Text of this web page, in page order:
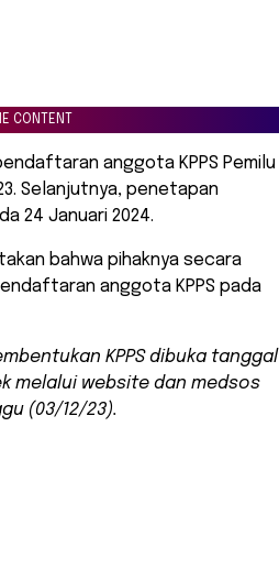
CONTENT
anggota KPPS Pemilu
Selanjutnya, penetapan
24 Januari 2024.
bahwa pihaknya secara
anggota KPPS pada
KPPS dibuka tanggal
melalui website dan medsos
(03/12/23).